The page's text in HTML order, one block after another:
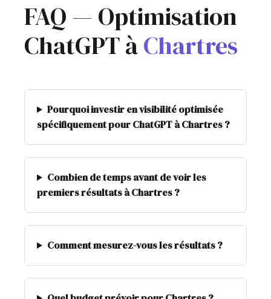
FAQ — Optimisation
ChatGPT àChartres
Pourquoi investir en visibilité optimisée
spécifiquement pour ChatGPT à Chartres ?
Combien de temps avant de voir les
premiers résultats à Chartres ?
Comment mesurez-vous les résultats ?